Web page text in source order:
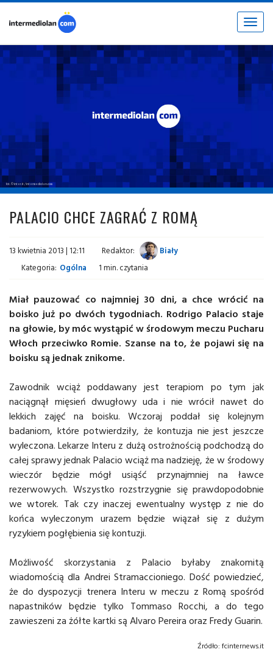
Toggle
fot. © inter.it / intermediolan.com
PALACIO CHCE ZAGRAĆ Z ROMĄ
13 kwietnia 2013 | 12:11 Redaktor:
Biały
Kategoria: Ogólna 1 min. czytania
Miał pauzować co najmniej 30 dni, a chce wrócić na
boisko już po dwóch tygodniach. Rodrigo Palacio staje
na głowie, by móc wystąpić w środowym meczu Pucharu
Włoch przeciwko Romie. Szanse na to, że pojawi się na
boisku są jednak znikome.
Zawodnik wciąż poddawany jest terapiom po tym jak
naciągnął mięsień dwugłowy uda i nie wrócił nawet do
lekkich zajęć na boisku. Wczoraj poddał się kolejnym
badaniom, które potwierdziły, że kontuzja nie jest jeszcze
wyleczona. Lekarze Interu z dużą ostrożnością podchodzą do
całej sprawy jednak Palacio wciąż ma nadzieję, że w środowy
wieczór będzie mógł usiąść przynajmniej na ławce
rezerwowych. Wszystko rozstrzygnie się prawdopodobnie
we wtorek. Tak czy inaczej ewentualny występ z nie do
końca wyleczonym urazem będzie wiązał się z dużym
ryzykiem pogłębienia się kontuzji.
Możliwość skorzystania z Palacio byłaby znakomitą
wiadomością dla Andrei Stramaccioniego. Dość powiedzieć,
że do dyspozycji trenera Interu w meczu z Romą spośród
napastników będzie tylko Tommaso Rocchi, a do tego
zawieszeni za żółte kartki są Alvaro Pereira oraz Fredy Guarin.
Źródło: fcinternews.it